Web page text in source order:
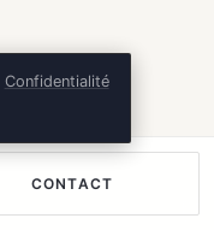
CONTACT
Confidentialité